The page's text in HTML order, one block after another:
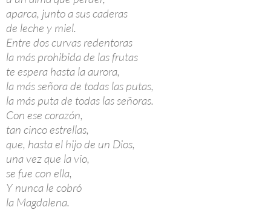
aparca, junto a sus caderas
de leche y miel.
Entre dos curvas redentoras
la más prohibida de las frutas
te espera hasta la aurora,
la más señora de todas las putas,
la más puta de todas las señoras.
Con ese corazón,
tan cinco estrellas,
que, hasta el hijo de un Dios,
una vez que la vio,
se fue con ella,
Y nunca le cobró
la Magdalena.